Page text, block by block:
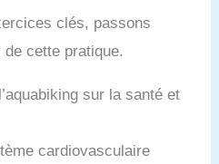
clés, passons
cette pratique.
sur la santé et
cardiovasculaire